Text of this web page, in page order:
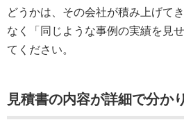
どうかは、その会社が積み上げて
なく「同じような事例の実績を見
てください。
見積書の内容が詳細で分か